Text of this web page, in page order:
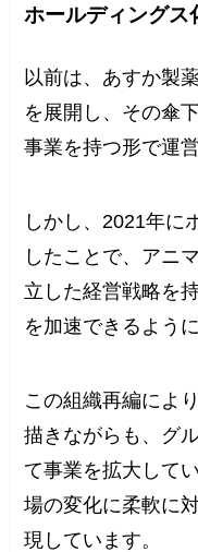
ホールディングス
以前は、あすか製
を展開し、その傘
事業を持つ形で運
しかし、2021年に
したことで、アニ
立した経営戦略を
を加速できるよう
この組織再編によ
描きながらも、グ
て事業を拡大して
場の変化に柔軟に
現しています。